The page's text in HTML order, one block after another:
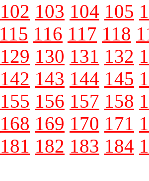
102 103 104 105
115 116 117 118
129 130 131 132
142 143 144 145
155 156 157 158
168 169 170 171
181 182 183 184